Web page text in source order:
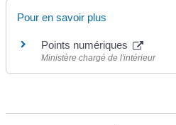
Pour en savoir plus
Points numériques
Ministère chargé de l'intérieur